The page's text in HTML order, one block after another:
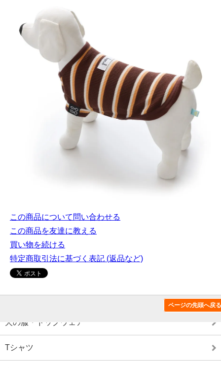
この商品について問い合わせる
この商品を友達に教える
買い物を続ける
特定商取引法に基づく表記 (返品など)
ページの先頭へ戻る
犬の服・ドッグウェア
Tシャツ